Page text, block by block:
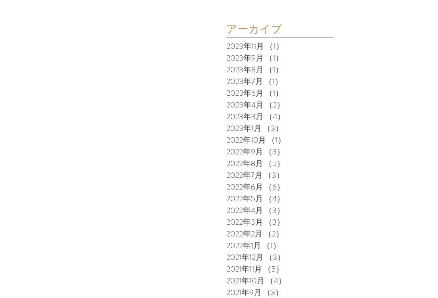
アーカイブ
2023年11月 （1）
2023年9月
（1）
2023年8月
（1）
2023年7月
（1）
2023年6月
（1）
2023年4月
（2）
2023年3月
（4）
2023年1月
（3）
2022年10月
（1）
2022年9月
（3）
2022年8月
（5）
2022年7月
（3）
2022年6月
（6）
2022年5月
（4）
2022年4月
（3）
2022年3月
（3）
2022年2月
（2）
2022年1月
（1）
2021年12月
（3）
2021年11月
（5）
2021年10月
（4）
2021年9月
（3）